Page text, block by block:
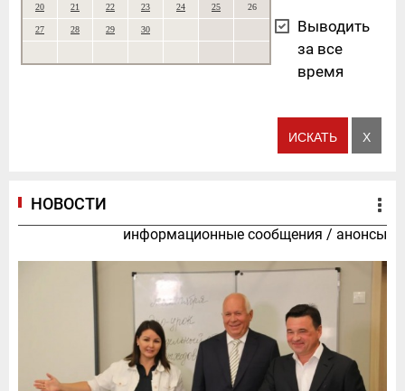
20 21 22 23 24 25 26
27 28 29 30
Выводить
за все
время
НОВОСТИ
информационные сообщения / анонсы